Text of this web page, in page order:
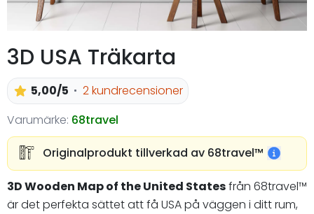
3D USA Träkarta
5,00/5
2 kundrecensioner
Varumärke: 68travel
Originalprodukt tillverkad av 68travel™️
3D Wooden Map of the United Statesfrån 68travel™️
är det perfekta sättet att få USA på väggen i ditt rum,